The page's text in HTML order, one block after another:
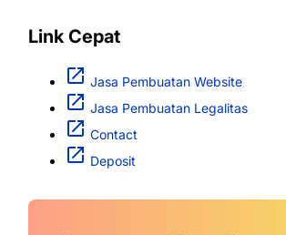
Link Cepat
Jasa Pembuatan Website
Jasa Pembuatan Legalitas
Contact
Deposit